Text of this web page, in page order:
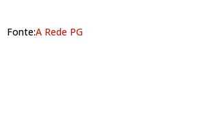
Fonte:A Rede PG